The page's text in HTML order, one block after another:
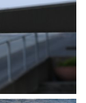
átti að